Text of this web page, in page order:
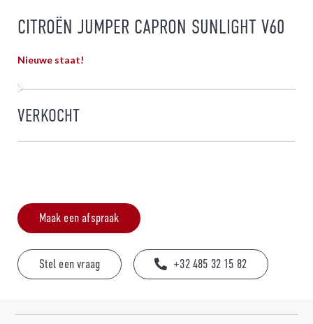
CITROËN JUMPER CAPRON SUNLIGHT V60
Nieuwe staat!
VERKOCHT
Maak een afspraak
Stel een vraag +32 485 32 15 82